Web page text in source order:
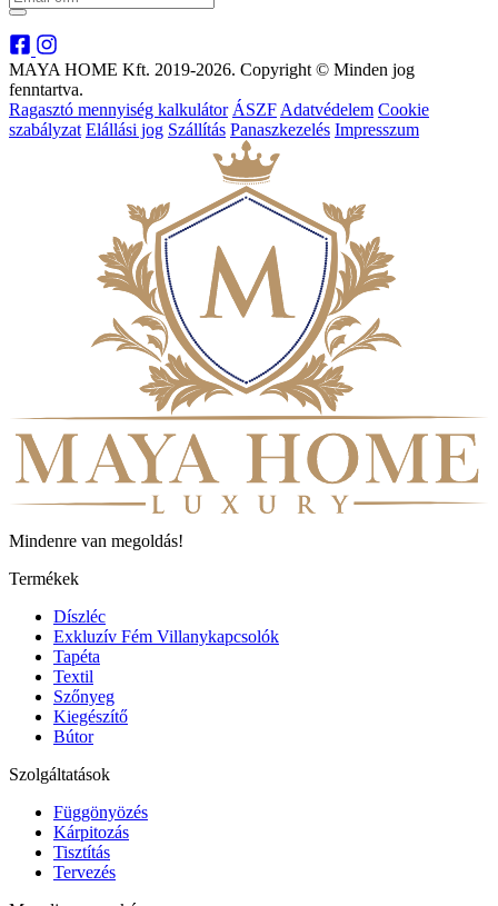
MAYA HOME Kft. 2019-2026. Copyright © Minden jog
fenntartva.
Ragasztó mennyiség kalkulátor ÁSZF Adatvédelem Cookie
szabályzat Elállási jog Szállítás Panaszkezelés Impresszum
Mindenre van megoldás!
Termékek
Díszléc
Exkluzív Fém Villanykapcsolók
Tapéta
Textil
Szőnyeg
Kiegészítő
Bútor
Szolgáltatások
Függönyözés
Kárpitozás
Tisztítás
Tervezés